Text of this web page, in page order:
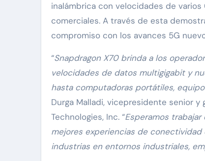
inalámbrica con velocidades de
comerciales. A través de esta
compromiso con los avances 5G
“Snapdragon X70 brinda a los
velocidades de datos multigigabit y
hasta computadoras portátiles,
Durga Malladi, vicepresidente senior
Technologies, Inc. “Esperamos
mejores experiencias de
industrias en entornos industriales,